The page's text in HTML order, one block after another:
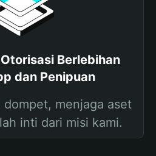
Berlebihan
dan Penipuan
dompet, menjaga aset
inti dari misi kami.